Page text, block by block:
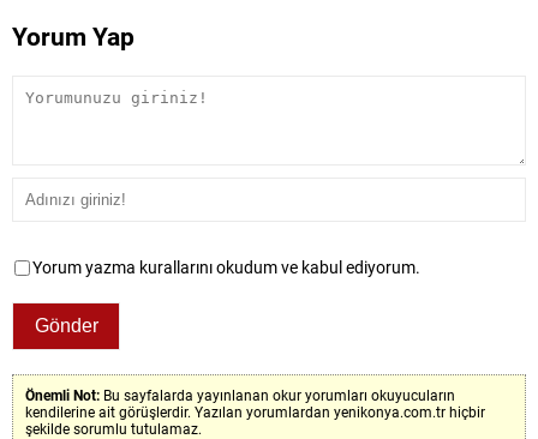
Yorum Yap
Yorum yazma kurallarını okudum ve kabul ediyorum.
Önemli Not: Bu sayfalarda yayınlanan okur yorumları okuyucuların
kendilerine ait görüşlerdir. Yazılan yorumlardan yenikonya.com.tr hiçbir
şekilde sorumlu tutulamaz.